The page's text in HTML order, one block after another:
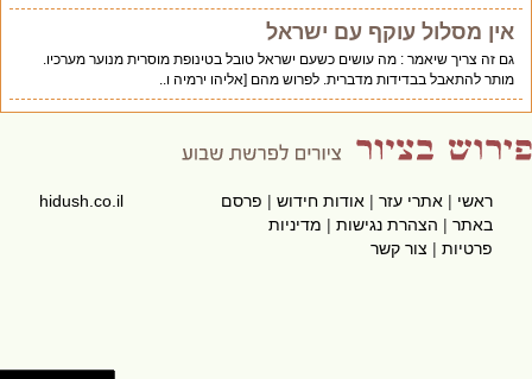
אין מסלול עוקף עם ישראל
גם זה צריך שיאמר : מה עושים כשעם ישראל טובל בטינופת מוסרית מנוער מערכיו.
מותר להתאבל בבדידות מדברית. לפרוש מהם [אליהו ירמיה ו..
ראשי|אתרי עזר|אודות חידוש|פרסם
באתר|הצהרת נגישות|מדיניות
פרטיות|צור קשר
hidush.co.il